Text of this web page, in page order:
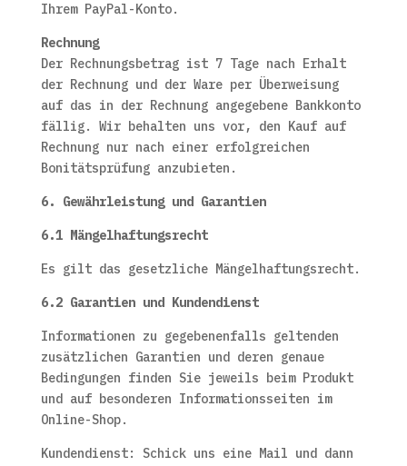
Ihrem PayPal-Konto.
Rechnung
Der Rechnungsbetrag ist 7 Tage nach Erhalt
der Rechnung und der Ware per Überweisung
auf das in der Rechnung angegebene Bankkonto
fällig. Wir behalten uns vor, den Kauf auf
Rechnung nur nach einer erfolgreichen
Bonitätsprüfung anzubieten.
6. Gewährleistung und Garantien
6.1 Mängelhaftungsrecht
Es gilt das gesetzliche Mängelhaftungsrecht.
6.2 Garantien und Kundendienst
Informationen zu gegebenenfalls geltenden
zusätzlichen Garantien und deren genaue
Bedingungen finden Sie jeweils beim Produkt
und auf besonderen Informationsseiten im
Online-Shop.
Kundendienst: Schick uns eine Mail und dann